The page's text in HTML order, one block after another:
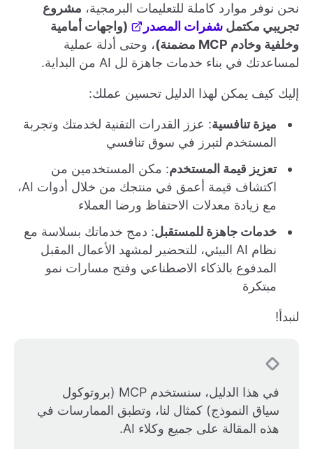
نحن نوفر موارد كاملة للتعليمات البرمجية، مشروع
تجريبي مكتمل شفرات المصدر
(واجهات أمامية
وخلفية وخادم MCP مضمنة)
، وحتى أدلة عملية
لمساعدتك في بناء خدمات جاهزة لل AI من البداية.
إليك كيف يمكن لهذا الدليل تحسين عملك:
ميزة تنافسية: عزز القدرات التقنية لخدمتك وتجربة
المستخدم لتبرز في سوق تنافسي
تعزيز قيمة المستخدم: مكن المستخدمين من
اكتشاف قيمة أعمق في منتجك من خلال أدوات AI،
مع زيادة معدلات الاحتفاظ ورضا العملاء
خدمات جاهزة للمستقبل: دمج خدماتك بسلاسة مع
نظام AI البيئي، للتحضير لمشهد الأعمال المقبل
المدفوع بالذكاء الاصطناعي وفتح مسارات نمو
مبتكرة
لنبدأ!
في هذا الدليل، سنستخدم MCP (بروتوكول
سياق النموذج) كمثال لنا، وتطبق الممارسات في
هذه المقالة على جميع وكلاء AI.